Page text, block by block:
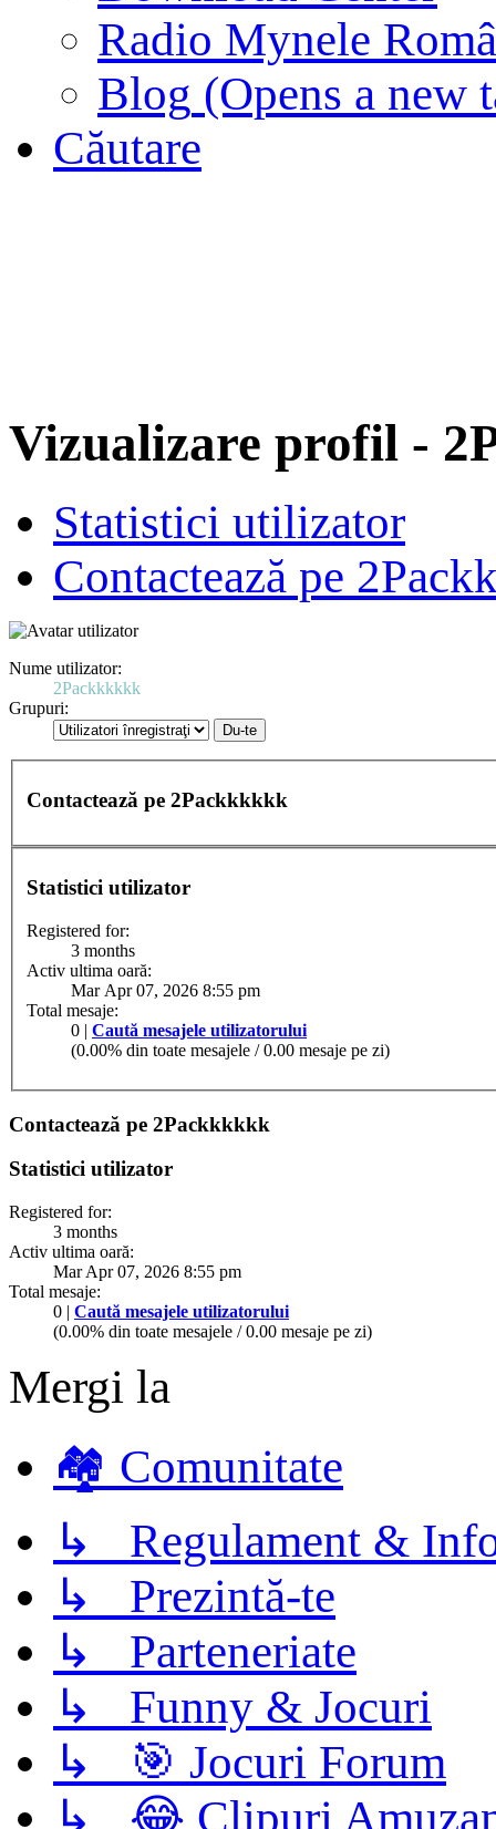
Radio Mynele
Blog (Opens a new
Căutare
Vizualizare profil -
Statistici utilizator
Contactează pe
Nume utilizator:
2Packkkkkk
Grupuri:
Contactează pe 2Packkkkkk
Statistici utilizator
Registered for:
3 months
Activ ultima oară:
Mar Apr 07, 2026 8:55 pm
Total mesaje:
0 | Caută mesajele utilizatorului
(0.00% din toate mesajele / 0.00 mesaje pe zi)
Contactează pe 2Packkkkkk
Statistici utilizator
Registered for:
3 months
Activ ultima oară:
Mar Apr 07, 2026 8:55 pm
Total mesaje:
0 | Caută mesajele utilizatorului
(0.00% din toate mesajele / 0.00 mesaje pe zi)
Mergi la
🏘️ Comunitate
↳ Regulament &
↳ Prezintă-te
↳ Parteneriate
↳ Funny & Jocuri
↳ 🎯 Jocuri Forum
↳ 😂 Clipuri